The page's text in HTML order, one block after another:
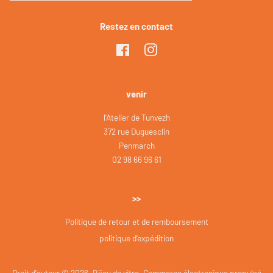
Restez en contact
Facebook
venir
l'Atelier de Tunvezh
372 rue Duguesclin
Penmarch
02 98 66 96 61
>>
Politique de retour et de remboursement
politique d'expédition